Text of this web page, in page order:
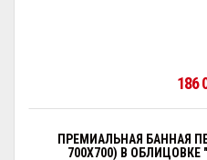
186
ПРЕМИАЛЬНАЯ БАННАЯ
700Х700) В